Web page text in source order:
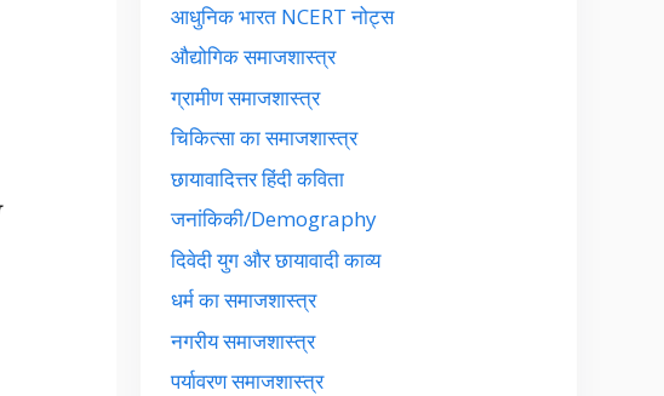
आधुनिक भारत NCERT नोट्स
औद्योगिक समाजशास्त्र
ग्रामीण समाजशास्त्र
चिकित्सा का समाजशास्त्र
छायावादित्तर हिंदी कविता
जनांकिकी/Demography
दिवेदी युग और छायावादी काव्य
धर्म का समाजशास्त्र
नगरीय समाजशास्त्र
पर्यावरण समाजशास्त्र